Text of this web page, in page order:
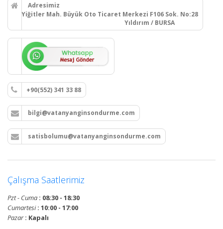
Adresimiz
Yiğitler Mah. Büyük Oto Ticaret Merkezi F106 Sok. No:28
Yıldırım / BURSA
+90(552) 341 33 88
bilgi@vatanyanginsondurme.com
satisbolumu@vatanyanginsondurme.com
Çalışma Saatlerimiz
Pzt - Cuma : 08:30 - 18:30
Cumartesi: 10:00 - 17:00
Pazar: Kapalı